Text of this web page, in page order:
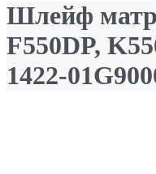
Шлейф
F550DP,
1422-